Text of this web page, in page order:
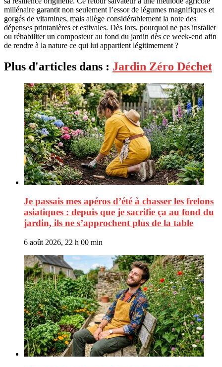
millénaire garantit non seulement l’essor de légumes magnifiques et
gorgés de vitamines, mais allège considérablement la note des
dépenses printanières et estivales. Dès lors, pourquoi ne pas installer
ou réhabiliter un composteur au fond du jardin dès ce week-end afin
de rendre à la nature ce qui lui appartient légitimement ?
Plus d'articles dans : Jardin Zéro Déchet
Je passais mes apéros d’été à chasser les frelons
asiatiques : depuis que je sacrifie ça au fond du
jardin, ils ne s’approchent plus de la table
6 août 2026, 22 h 00 min